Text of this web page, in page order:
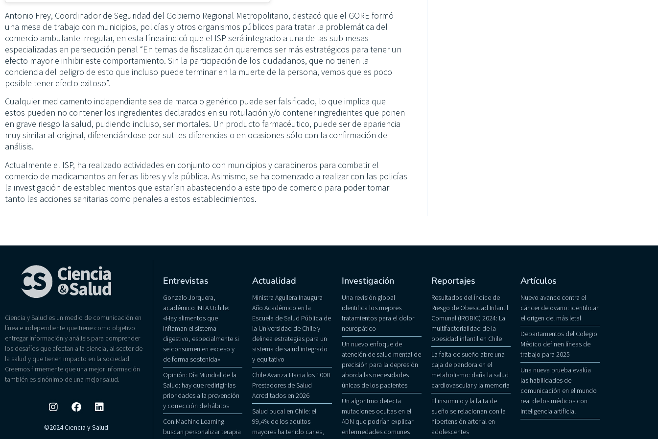
Antonio Frey, Coordinador de Seguridad del Gobierno Regional Metropolitano, destacó que el GORE formó
una mesa de trabajo con municipios, policías y otros organismos públicos para tratar la problemática del
comercio ambulante irregular, en esta línea indicó que el ISP será integrado a una de las sub mesas
especializadas en persecución penal “En temas de fiscalización queremos ser más estratégicos para tener un
efecto mayor e inhibir este comportamiento. Sin la participación de los ciudadanos, que no tienen la
conciencia del peligro de esto que incluso puede terminar en la muerte de la persona, vemos que es poco
posible tener efecto exitoso”.
Cualquier medicamento independiente sea de marca o genérico puede ser falsificado, lo que implica que
estos pueden no contener los ingredientes declarados en su rotulación y/o contener ingredientes que ponen
en grave riesgo la salud, pudiendo incluso, ser mortales. Un producto farmacéutico, puede ser de apariencia
muy similar al original, diferenciándose por sutiles diferencias o en ocasiones sólo con la confirmación de
análisis.
Actualmente el ISP, ha realizado actividades en conjunto con municipios y carabineros para combatir el
comercio de medicamentos en ferias libres y vía pública. Asimismo, se ha comenzado a realizar con las policías
la investigación de establecimientos que estarían abasteciendo a este tipo de comercio para poder tomar
tanto las acciones sanitarias como penales a estos establecimientos.
Ciencia y Salud es un medio de comunicación en
línea e independiente que tiene como objetivo
entregar información y análisis para comprender
los desafíos que afectan a la ciencia, al sector de
la salud y que tienen impacto en la sociedad.
Creemos firmemente que una mejor información
también es sinónimo de una mejor salud.
©2024 Ciencia y Salud
Entrevistas
Gonzalo Jorquera,
académico INTA Uchile:
«Hay alimentos que
inflaman el sistema
digestivo, especialmente si
se consumen en exceso y
de forma sostenida»
Opinión: Día Mundial de la
Salud: hay que redirigir las
prioridades a la prevención
y corrección de hábitos
Con Machine Learning
buscan personalizar terapia
Actualidad
Ministra Aguilera Inaugura
Año Académico en la
Escuela de Salud Pública de
la Universidad de Chile y
delinea estrategias para un
sistema de salud integrado
y equitativo
Chile Avanza Hacia los 1000
Prestadores de Salud
Acreditados en 2026
Salud bucal en Chile: el
99,4% de los adultos
mayores ha tenido caries,
Investigación
Una revisión global
identifica los mejores
tratamientos para el dolor
neuropático
Un nuevo enfoque de
atención de salud mental de
precisión para la depresión
aborda las necesidades
únicas de los pacientes
Un algoritmo detecta
mutaciones ocultas en el
ADN que podrían explicar
enfermedades comunes
Reportajes
Resultados del Índice de
Riesgo de Obesidad Infantil
Comunal (IROBIC) 2024: La
multifactorialidad de la
obesidad infantil en Chile
La falta de sueño abre una
caja de pandora en el
metabolismo: daña la salud
cardiovascular y la memoria
El insomnio y la falta de
sueño se relacionan con la
hipertensión arterial en
adolescentes
Artículos
Nuevo avance contra el
cáncer de ovario: identifican
el origen del más letal
Departamentos del Colegio
Médico definen líneas de
trabajo para 2025
Una nueva prueba evalúa
las habilidades de
comunicación en el mundo
real de los médicos con
inteligencia artificial